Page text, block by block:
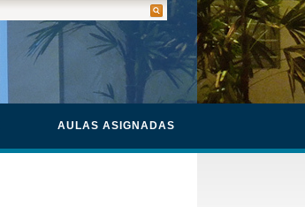
AULAS ASIGNADAS